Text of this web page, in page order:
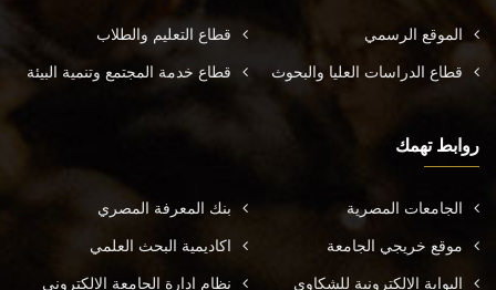
الموقع الرسمي قطاع التعليم والطلاب
قطاع الدراسات العليا والبحوث قطاع خدمة المجتمع وتنمية البيئة
روابط تهمك
الجامعات المصرية بنك المعرفة المصري
موقع خريجي الجامعة اكاديمية البحث العلمي
البوابة الالكترونية للشكاوي نظام إدارة الجامعة الإلكتروني